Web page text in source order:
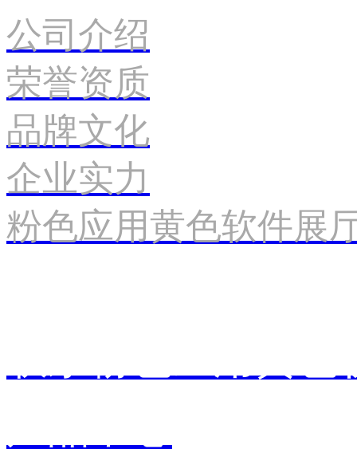
公司介绍
荣誉资质
品牌文化
企业实力
粉色应用黄色软件展